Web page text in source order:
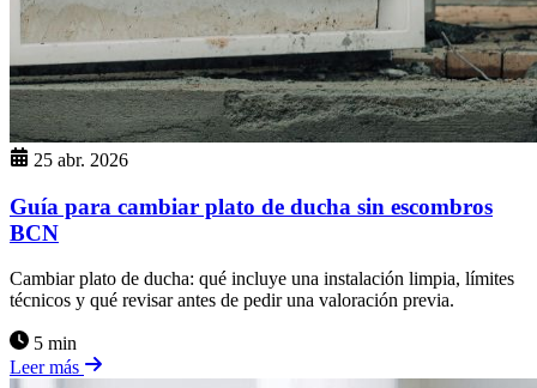
25 abr. 2026
Guía para cambiar plato de ducha sin escombros
BCN
Cambiar plato de ducha: qué incluye una instalación limpia, límites
técnicos y qué revisar antes de pedir una valoración previa.
5 min
Leer más